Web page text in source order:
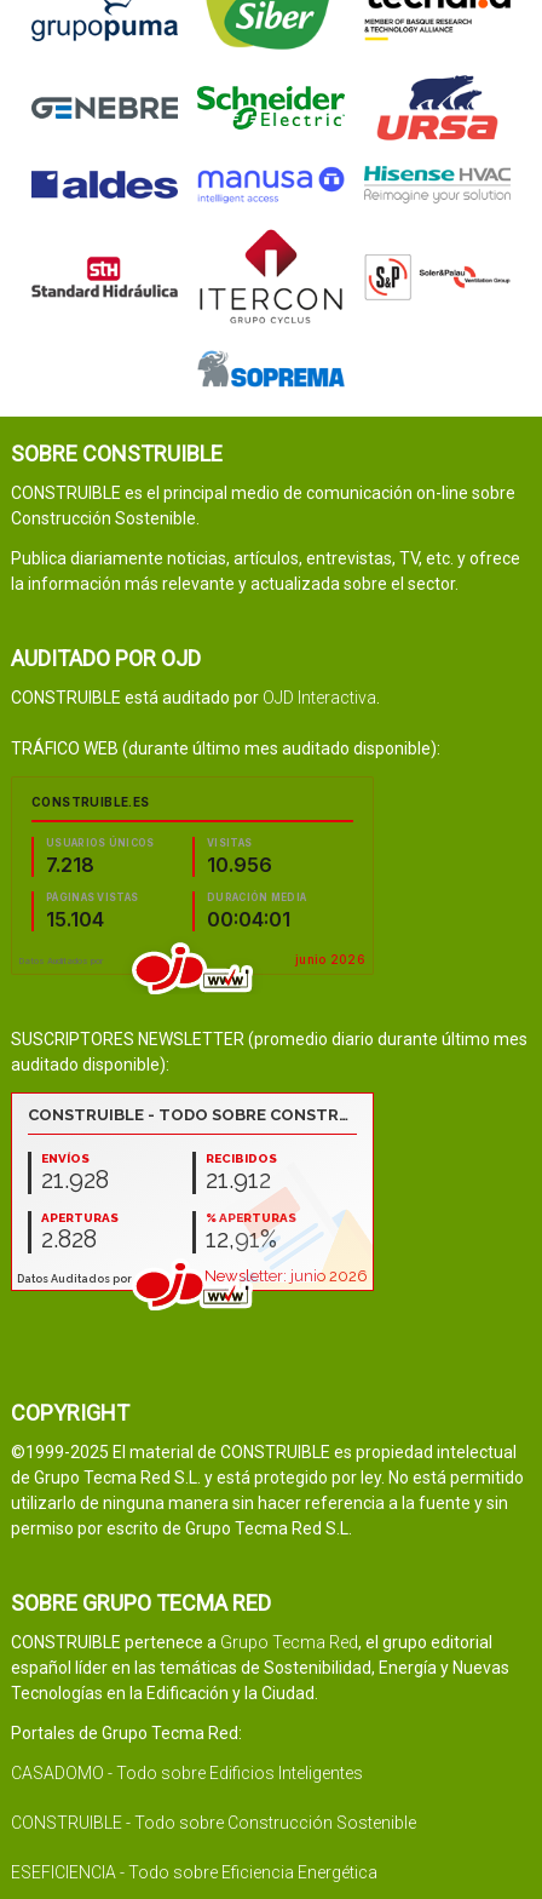
SOBRE CONSTRUIBLE
CONSTRUIBLE es el principal medio de comunicación on-line sobre
Construcción Sostenible.
Publica diariamente noticias, artículos, entrevistas, TV, etc. y ofrece
la información más relevante y actualizada sobre el sector.
AUDITADO POR OJD
CONSTRUIBLE está auditado por OJD Interactiva
TRÁFICO WEB (durante último mes auditado disponible):
SUSCRIPTORES NEWSLETTER (promedio diario durante último mes
auditado disponible):
COPYRIGHT
©1999-2025 El material de CONSTRUIBLE es propiedad intelectual
de Grupo Tecma Red S.L. y está protegido por ley. No está permitido
utilizarlo de ninguna manera sin hacer referencia a la fuente y sin
permiso por escrito de Grupo Tecma Red S.L.
SOBRE GRUPO TECMA RED
CONSTRUIBLE pertenece a Grupo Tecma Red, el grupo editorial
español líder en las temáticas de Sostenibilidad, Energía y Nuevas
Tecnologías en la Edificación y la Ciudad.
Portales de Grupo Tecma Red:
CASADOMO - Todo sobre Edificios Inteligentes
CONSTRUIBLE - Todo sobre Construcción Sostenible
ESEFICIENCIA - Todo sobre Eficiencia Energética